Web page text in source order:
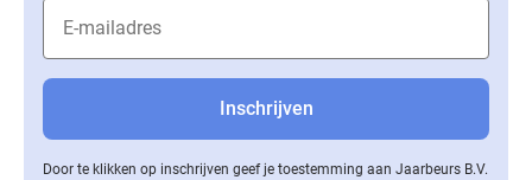
Door te klikken op inschrijven geef je toestemming aan Jaarbeurs B.V.